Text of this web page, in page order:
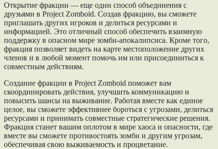
Открытие фракции — еще один способ объединения с
друзьями в Project Zomboid. Создав фракцию, вы сможете
приглашать других игроков и делиться ресурсами и
информацией. Это отличный способ обеспечить взаимную
поддержку в опасном мире зомби-апокалипсиса. Кроме того,
фракция позволяет видеть на карте местоположение других
членов и в любой момент помочь им или присоединиться к
совместным действиям.
Создание фракции в Project Zomboid поможет вам
скоординировать действия, улучшить коммуникацию и
повысить шансы на выживание. Работая вместе как единое
целое, вы сможете эффективнее бороться с угрозами, делиться
ресурсами и принимать совместные стратегические решения.
Фракция станет вашим оплотом в мире хаоса и опасности, где
вместе вы сможете противостоять зомби и другим угрозам,
обеспечивая свою выживаемость и процветание.